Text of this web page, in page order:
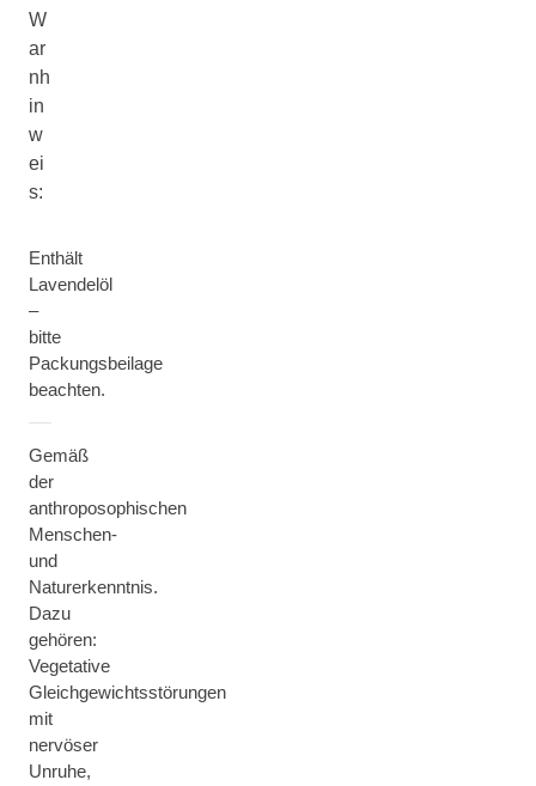
W
ar
nh
in
w
ei
s:
Enthält
Lavendelöl
–
bitte
Packungsbeilage
beachten.
Gemäß
der
anthroposophischen
Menschen-
und
Naturerkenntnis.
Dazu
gehören:
Vegetative
Gleichgewichtsstörungen
mit
nervöser
Unruhe,